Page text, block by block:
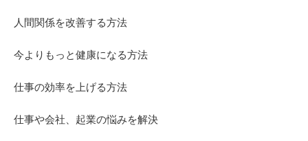
人間関係を改善する方法
今よりもっと健康になる方法
仕事の効率を上げる方法
仕事や会社、起業の悩みを解決